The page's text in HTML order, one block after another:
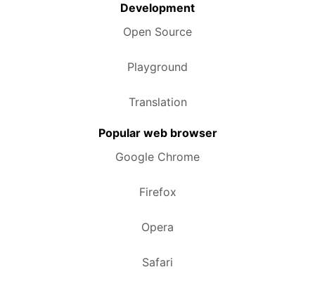
Development
Open Source
Playground
Translation
Popular web browser
Google Chrome
Firefox
Opera
Safari